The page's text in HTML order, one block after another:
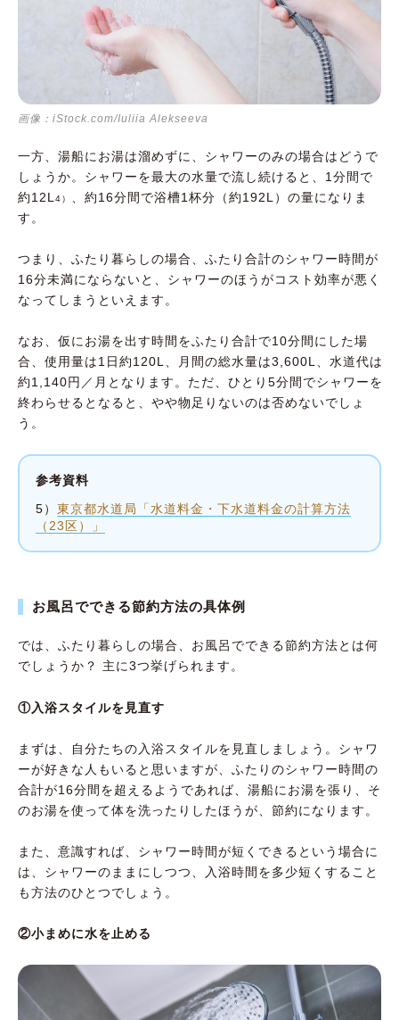
画像：iStock.com/Iuliia Alekseeva
一方、湯船にお湯は溜めずに、シャワーのみの場合はどうで
しょうか。シャワーを最大の水量で流し続けると、1分間で
約12L 4）
、約16分間で浴槽1杯分（約192L）の量になりま
す。
つまり、ふたり暮らしの場合、ふたり合計のシャワー時間が
16分未満にならないと、シャワーのほうがコスト効率が悪く
なってしまうといえます。
なお、仮にお湯を出す時間をふたり合計で10分間にした場
合、使用量は1日約120L、月間の総水量は3,600L、水道代は
約1,140円／月となります。ただ、ひとり5分間でシャワーを
終わらせるとなると、やや物足りないのは否めないでしょ
う。
参考資料
5） 東京都水道局「水道料金・下水道料金の計算方法
（23区）」
お風呂でできる節約方法の具体例
では、ふたり暮らしの場合、お風呂でできる節約方法とは何
でしょうか？ 主に3つ挙げられます。
①入浴スタイルを見直す
まずは、自分たちの入浴スタイルを見直しましょう。シャワ
ーが好きな人もいると思いますが、ふたりのシャワー時間の
合計が16分間を超えるようであれば、湯船にお湯を張り、そ
のお湯を使って体を洗ったりしたほうが、節約になります。
また、意識すれば、シャワー時間が短くできるという場合に
は、シャワーのままにしつつ、入浴時間を多少短くすること
も方法のひとつでしょう。
②小まめに水を止める